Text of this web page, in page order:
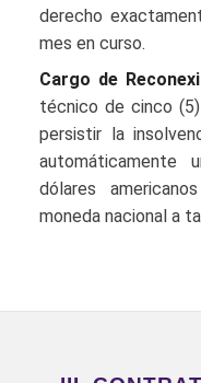
derecho
mes en curso.
Cargo de
técnico de cinco
persistir la
automáticamente
dólares
moneda nacional a